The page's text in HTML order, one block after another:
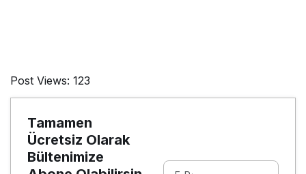
Post Views: 123
Tamamen
Ücretsiz Olarak
Bültenimize